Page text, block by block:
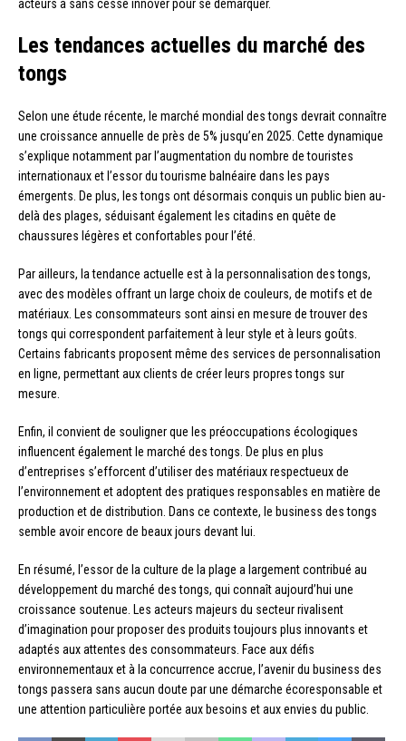
acteurs à sans cesse innover pour se démarquer.
Les tendances actuelles du marché des
tongs
Selon une étude récente, le marché mondial des tongs devrait connaître
une croissance annuelle de près de 5% jusqu’en 2025. Cette dynamique
s’explique notamment par l’augmentation du nombre de touristes
internationaux et l’essor du tourisme balnéaire dans les pays
émergents. De plus, les tongs ont désormais conquis un public bien au-
delà des plages, séduisant également les citadins en quête de
chaussures légères et confortables pour l’été.
Par ailleurs, la tendance actuelle est à la personnalisation des tongs,
avec des modèles offrant un large choix de couleurs, de motifs et de
matériaux. Les consommateurs sont ainsi en mesure de trouver des
tongs qui correspondent parfaitement à leur style et à leurs goûts.
Certains fabricants proposent même des services de personnalisation
en ligne, permettant aux clients de créer leurs propres tongs sur
mesure.
Enfin, il convient de souligner que les préoccupations écologiques
influencent également le marché des tongs. De plus en plus
d’entreprises s’efforcent d’utiliser des matériaux respectueux de
l’environnement et adoptent des pratiques responsables en matière de
production et de distribution. Dans ce contexte, le business des tongs
semble avoir encore de beaux jours devant lui.
En résumé, l’essor de la culture de la plage a largement contribué au
développement du marché des tongs, qui connaît aujourd’hui une
croissance soutenue. Les acteurs majeurs du secteur rivalisent
d’imagination pour proposer des produits toujours plus innovants et
adaptés aux attentes des consommateurs. Face aux défis
environnementaux et à la concurrence accrue, l’avenir du business des
tongs passera sans aucun doute par une démarche écoresponsable et
une attention particulière portée aux besoins et aux envies du public.